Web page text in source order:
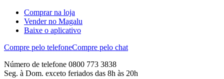
Comprar na loja
Vender no Magalu
Baixe o aplicativo
Compre pelo telefoneCompre pelo chat
Número de telefone 0800 773 3838
Seg. à Dom. exceto feriados das 8h às 20h